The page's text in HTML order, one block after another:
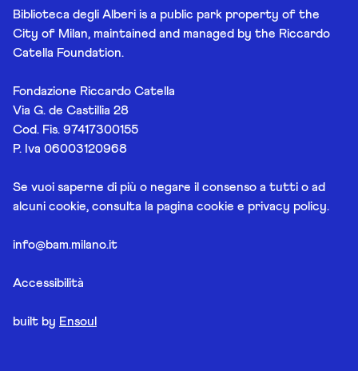
Biblioteca degli Alberi is a public park property of the
City of Milan, maintained and managed by the Riccardo
Catella Foundation.
Fondazione Riccardo Catella
Via G. de Castillia 28
Cod. Fis. 97417300155
P. Iva 06003120968
Se vuoi saperne di più o negare il consenso a tutti o ad
alcuni cookie, consulta la pagina cookie e privacy policy.
info@bam.milano.it
Accessibilità
built by Ensoul